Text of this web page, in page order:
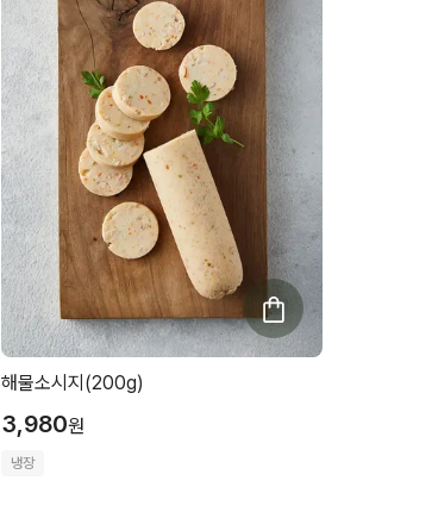
해물소시지(200g)
3,980원
냉장